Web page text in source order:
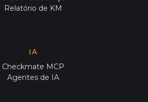
Relatório de KM
IA
Checkmate MCP
Agentes de IA